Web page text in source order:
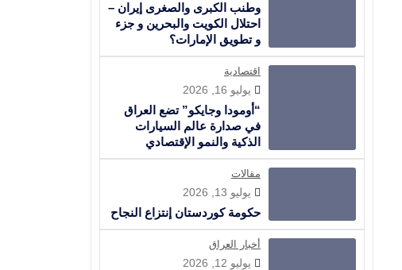
وطنب الكبرى والصغرى إيران –
احتلال الكويت والبحرين و جزء
و تطويق الإمارات؟
اقتصادية
يوليو 16, 2026
“أومودا وجايكو” تضع العراق
في صدارة عالم السيارات
الذكية والنمو الإقتصادي
مقالات
يوليو 13, 2026
حكومة كوردستان إنتزاع النجاح
أخبار العراق
يوليو 12, 2026